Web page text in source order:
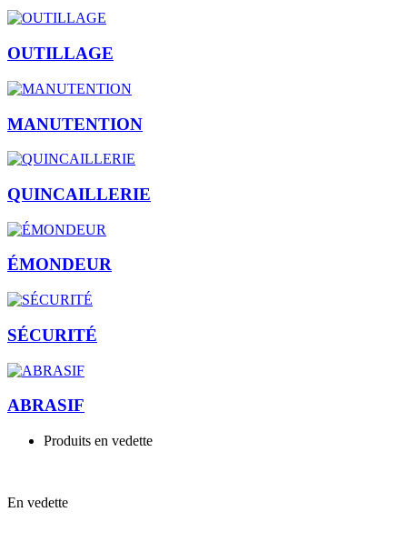
OUTILLAGE
MANUTENTION
QUINCAILLERIE
ÉMONDEUR
SÉCURITÉ
ABRASIF
Produits en vedette
En vedette